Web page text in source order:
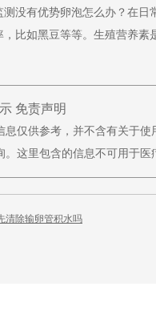
有优势卵泡怎么办？在日常
，比如黑豆等等。生殖营养
免责声明
息仅供参考，并不含有关于
。这里包含的信息不可用于医
清除输卵管积水吗